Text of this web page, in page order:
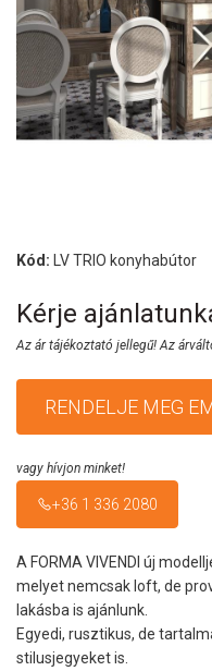
Kód: LV TRIO konyhabútor
Kérje
Az ár tájékoztató jellegű! Az
RENDELJE MEG
vagy hívjon minket!
+36 1 336 2080
A FORMA VIVENDI új
melyet nemcsak loft, de
lakásba is ajánlunk.
Egyedi, rusztikus, de
stilusjegyeket is.